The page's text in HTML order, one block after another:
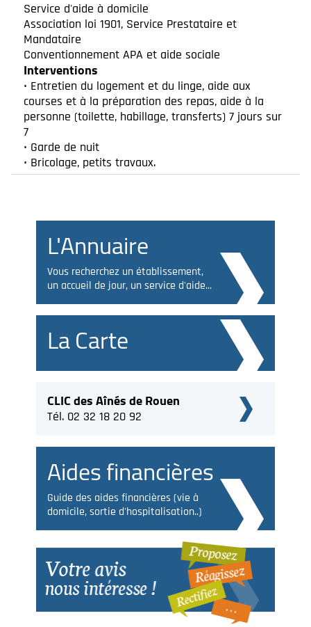
Service d'aide à domicile
Association loi 1901, Service Prestataire et
Mandataire
Conventionnement APA et aide sociale
Interventions
• Entretien du logement et du linge, aide aux
courses et à la préparation des repas, aide à la
personne (toilette, habillage, transferts) 7 jours sur
7
• Garde de nuit
• Bricolage, petits travaux.
L'Annuaire
Vous recherchez un établissement,
un accueil de jour, un service d'aide...
La Carte
CLIC des Aînés de Rouen
Tél. 02 32 18 20 92
Aides financières
Guide des aides financières (vie à
domicile, sortie d'hospitalisation..)